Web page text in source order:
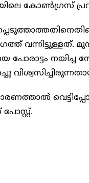
കോൺഗ്രസ്
വന്നിട്ടുള്ളത്.
നയിച്ച